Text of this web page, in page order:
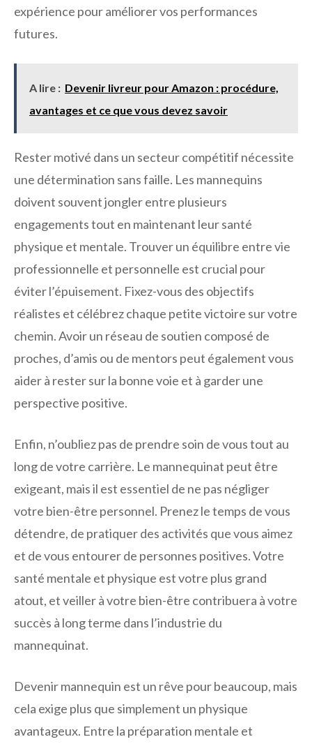
expérience pour améliorer vos performances
futures.
A lire : Devenir livreur pour Amazon : procédure,
avantages et ce que vous devez savoir
Rester motivé dans un secteur compétitif nécessite
une détermination sans faille. Les mannequins
doivent souvent jongler entre plusieurs
engagements tout en maintenant leur santé
physique et mentale. Trouver un équilibre entre vie
professionnelle et personnelle est crucial pour
éviter l’épuisement. Fixez-vous des objectifs
réalistes et célébrez chaque petite victoire sur votre
chemin. Avoir un réseau de soutien composé de
proches, d’amis ou de mentors peut également vous
aider à rester sur la bonne voie et à garder une
perspective positive.
Enfin, n’oubliez pas de prendre soin de vous tout au
long de votre carrière. Le mannequinat peut être
exigeant, mais il est essentiel de ne pas négliger
votre bien-être personnel. Prenez le temps de vous
détendre, de pratiquer des activités que vous aimez
et de vous entourer de personnes positives. Votre
santé mentale et physique est votre plus grand
atout, et veiller à votre bien-être contribuera à votre
succès à long terme dans l’industrie du
mannequinat.
Devenir mannequin est un rêve pour beaucoup, mais
cela exige plus que simplement un physique
avantageux. Entre la préparation mentale et